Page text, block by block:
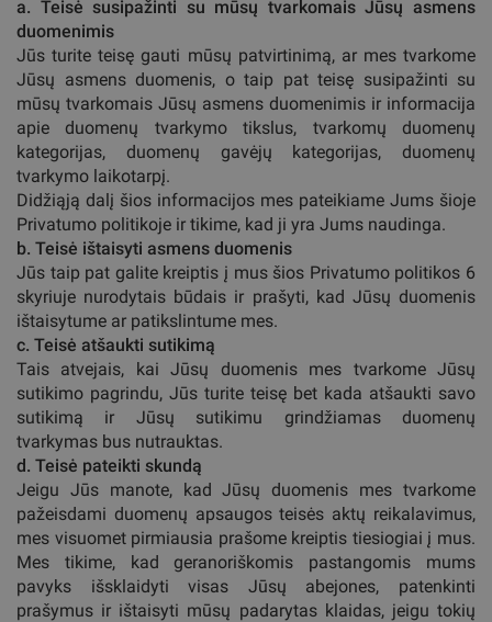
a. Teisė susipažinti su mūsų tvarkomais Jūsų asmens
duomenimis
Jūs turite teisę gauti mūsų patvirtinimą, ar mes tvarkome
Jūsų asmens duomenis, o taip pat teisę susipažinti su
mūsų tvarkomais Jūsų asmens duomenimis ir informacija
apie duomenų tvarkymo tikslus, tvarkomų duomenų
kategorijas, duomenų gavėjų kategorijas, duomenų
tvarkymo laikotarpį.
Didžiąją dalį šios informacijos mes pateikiame Jums šioje
Privatumo politikoje ir tikime, kad ji yra Jums naudinga.
b. Teisė ištaisyti asmens duomenis
Jūs taip pat galite kreiptis į mus šios Privatumo politikos 6
skyriuje nurodytais būdais ir prašyti, kad Jūsų duomenis
ištaisytume ar patikslintume mes.
c. Teisė atšaukti sutikimą
Tais atvejais, kai Jūsų duomenis mes tvarkome Jūsų
sutikimo pagrindu, Jūs turite teisę bet kada atšaukti savo
sutikimą ir Jūsų sutikimu grindžiamas duomenų
tvarkymas bus nutrauktas.
d. Teisė pateikti skundą
Jeigu Jūs manote, kad Jūsų duomenis mes tvarkome
pažeisdami duomenų apsaugos teisės aktų reikalavimus,
mes visuomet pirmiausia prašome kreiptis tiesiogiai į mus.
Mes tikime, kad geranoriškomis pastangomis mums
pavyks išsklaidyti visas Jūsų abejones, patenkinti
prašymus ir ištaisyti mūsų padarytas klaidas, jeigu tokių